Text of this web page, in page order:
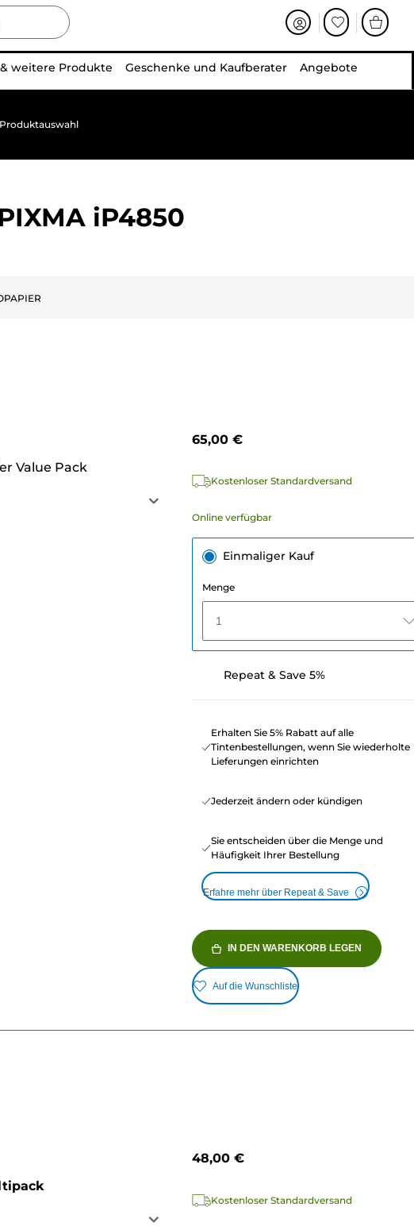
weitere Produkte Geschenke und Kaufberater Angebote
iP4850
Value Pack
65,00 €
Kostenloser Standardversand
Online verfügbar
Einmaliger Kauf
Menge
1
Repeat & Save 5%
Erhalten Sie 5% Rabatt auf alle
Tintenbestellungen, wenn Sie wiederholte
Lieferungen einrichten
Jederzeit ändern oder kündigen
Sie entscheiden über die Menge und
Häufigkeit Ihrer Bestellung
Erfahre mehr über Repeat & Save
IN DEN WARENKORB LEGEN
Auf die Wunschliste
48,00 €
Kostenloser Standardversand